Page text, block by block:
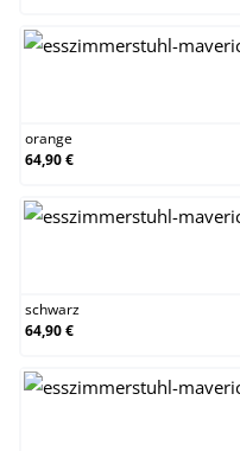
orange
64,90 €
schwarz
64,90 €